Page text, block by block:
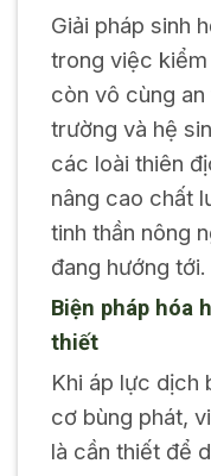
Giải pháp sinh
trong việc
còn vô cùng
trường và hệ
các loài thiên
nâng cao chất
tinh thần nông
đang hướng tới.
Biện pháp hóa
thiết
Khi áp lực dịch
cơ bùng phát,
là cần thiết để